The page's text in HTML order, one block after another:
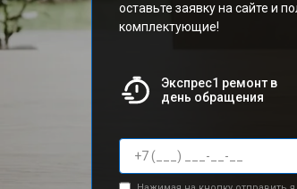
оставьте заявку на сайте и
комплектующие!
Экспрес1 ремонт в
день обращения